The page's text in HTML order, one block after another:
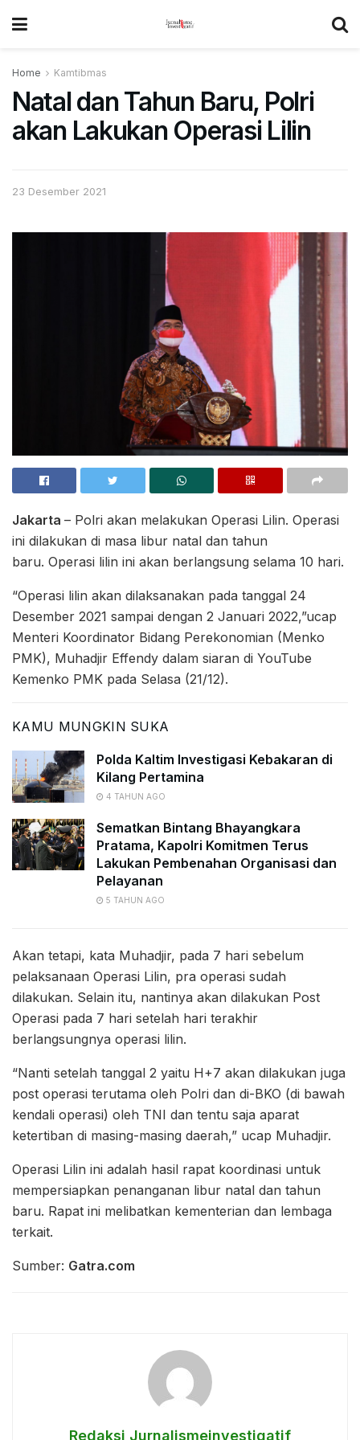
Home Kamtibmas
Natal dan Tahun Baru, Polri
akan Lakukan Operasi Lilin
23 Desember 2021
Jakarta – Polri akan melakukan Operasi Lilin. Operasi
ini dilakukan di masa libur natal dan tahun
baru. Operasi lilin ini akan berlangsung selama 10 hari.
“Operasi lilin akan dilaksanakan pada tanggal 24
Desember 2021 sampai dengan 2 Januari 2022,”ucap
Menteri Koordinator Bidang Perekonomian (Menko
PMK), Muhadjir Effendy dalam siaran di YouTube
Kemenko PMK pada Selasa (21/12).
KAMU MUNGKIN SUKA
Polda Kaltim Investigasi Kebakaran di
Kilang Pertamina
4 TAHUN AGO
Sematkan Bintang Bhayangkara
Pratama, Kapolri Komitmen Terus
Lakukan Pembenahan Organisasi dan
Pelayanan
5 TAHUN AGO
Akan tetapi, kata Muhadjir, pada 7 hari sebelum
pelaksanaan Operasi Lilin, pra operasi sudah
dilakukan. Selain itu, nantinya akan dilakukan Post
Operasi pada 7 hari setelah hari terakhir
berlangsungnya operasi lilin.
“Nanti setelah tanggal 2 yaitu H+7 akan dilakukan juga
post operasi terutama oleh Polri dan di-BKO (di bawah
kendali operasi) oleh TNI dan tentu saja aparat
ketertiban di masing-masing daerah,” ucap Muhadjir.
Operasi Lilin ini adalah hasil rapat koordinasi untuk
mempersiapkan penanganan libur natal dan tahun
baru. Rapat ini melibatkan kementerian dan lembaga
terkait.
Sumber: Gatra.com
Redaksi Jurnalismeinvestigatif